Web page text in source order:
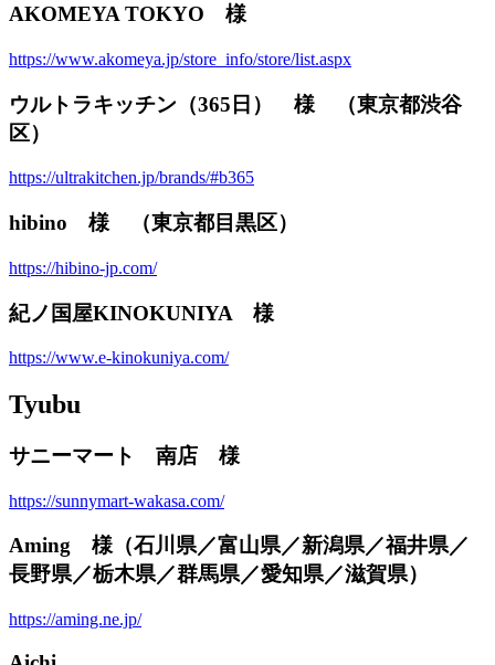
AKOMEYA TOKYO 様
https://www.akomeya.jp/store_info/store/list.aspx
ウルトラキッチン（365日） 様 （東京都渋谷
区）
https://ultrakitchen.jp/brands/#b365
hibino 様 （東京都目黒区）
https://hibino-jp.com/
紀ノ国屋KINOKUNIYA 様
https://www.e-kinokuniya.com/
Tyubu
サニーマート 南店 様
https://sunnymart-wakasa.com/
Aming 様（石川県／富山県／新潟県／福井県／
長野県／栃木県／群馬県／愛知県／滋賀県）
https://aming.ne.jp/